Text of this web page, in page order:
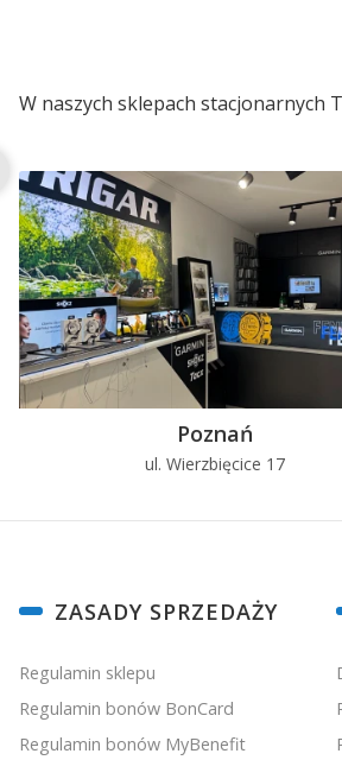
W naszych sklepach stacjonarnych
Poznań
ul. Wierzbięcice 17
Linki w stopce
ZASADY SPRZEDAŻY
Regulamin sklepu
Regulamin bonów BonCard
Regulamin bonów MyBenefit